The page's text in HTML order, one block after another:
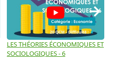
LES THÉORIES ÉCONOMIQUES ET
SOCIOLOGIQUES - 6
→